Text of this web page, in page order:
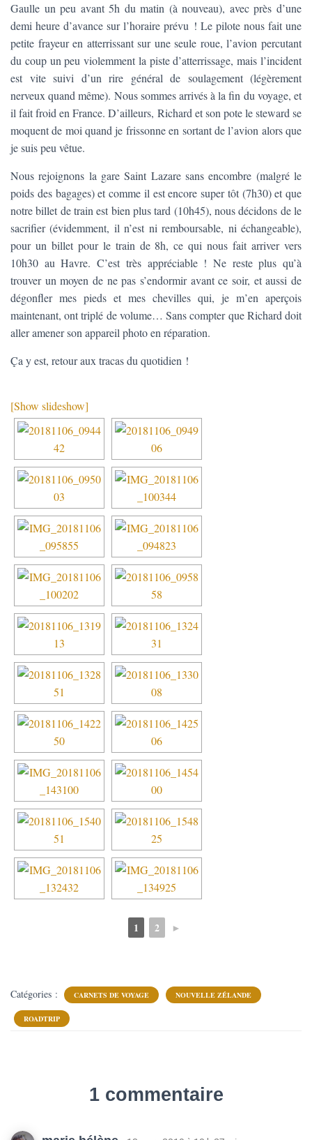
Gaulle un peu avant 5h du matin (à nouveau), avec près d’une
demi heure d’avance sur l’horaire prévu ! Le pilote nous fait une
petite frayeur en atterrissant sur une seule roue, l’avion percutant
du coup un peu violemment la piste d’atterrissage, mais l’incident
est vite suivi d’un rire général de soulagement (légèrement
nerveux quand même). Nous sommes arrivés à la fin du voyage, et
il fait froid en France. D’ailleurs, Richard et son pote le steward se
moquent de moi quand je frissonne en sortant de l’avion alors que
je suis peu vêtue.
Nous rejoignons la gare Saint Lazare sans encombre (malgré le
poids des bagages) et comme il est encore super tôt (7h30) et que
notre billet de train est bien plus tard (10h45), nous décidons de le
sacrifier (évidemment, il n’est ni remboursable, ni échangeable),
pour un billet pour le train de 8h, ce qui nous fait arriver vers
10h30 au Havre. C’est très appréciable ! Ne reste plus qu’à
trouver un moyen de ne pas s’endormir avant ce soir, et aussi de
dégonfler mes pieds et mes chevilles qui, je m’en aperçois
maintenant, ont triplé de volume… Sans compter que Richard doit
aller amener son appareil photo en réparation.
Ça y est, retour aux tracas du quotidien !
[Show slideshow]
1 2 ►
Catégories : CARNETS DE VOYAGE NOUVELLE ZÉLANDE
ROADTRIP
1 commentaire